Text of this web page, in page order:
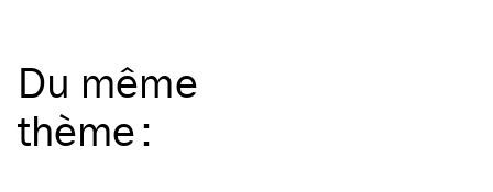
Du même
thème: